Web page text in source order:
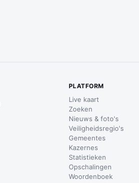
PLATFORM
Live kaart
Zoeken
Nieuws & foto's
Veiligheidsregio's
Gemeentes
Kazernes
Statistieken
Opschalingen
Woordenboek